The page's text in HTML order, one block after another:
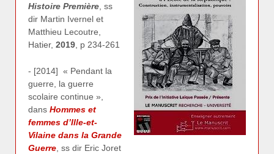
Histoire Première , ss
dir Martin Ivernel et
Matthieu Lecoutre,
Hatier, 2019 , p 234-261
- [2014] « Pendant la
guerre, la guerre
scolaire continue »,
dans Hommes et
femmes d’Ille-et-
Vilaine dans la Grande
Guerre, ss dir Eric Joret